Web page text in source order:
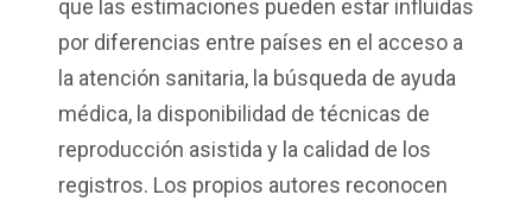
que las estimaciones pueden estar influidas
por diferencias entre países en el acceso a
la atención sanitaria, la búsqueda de ayuda
médica, la disponibilidad de técnicas de
reproducción asistida y la calidad de los
registros. Los propios autores reconocen